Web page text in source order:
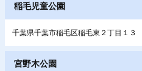
稲毛児童公園
千葉県千葉市稲毛区稲毛東２丁目１３
宮野木公園